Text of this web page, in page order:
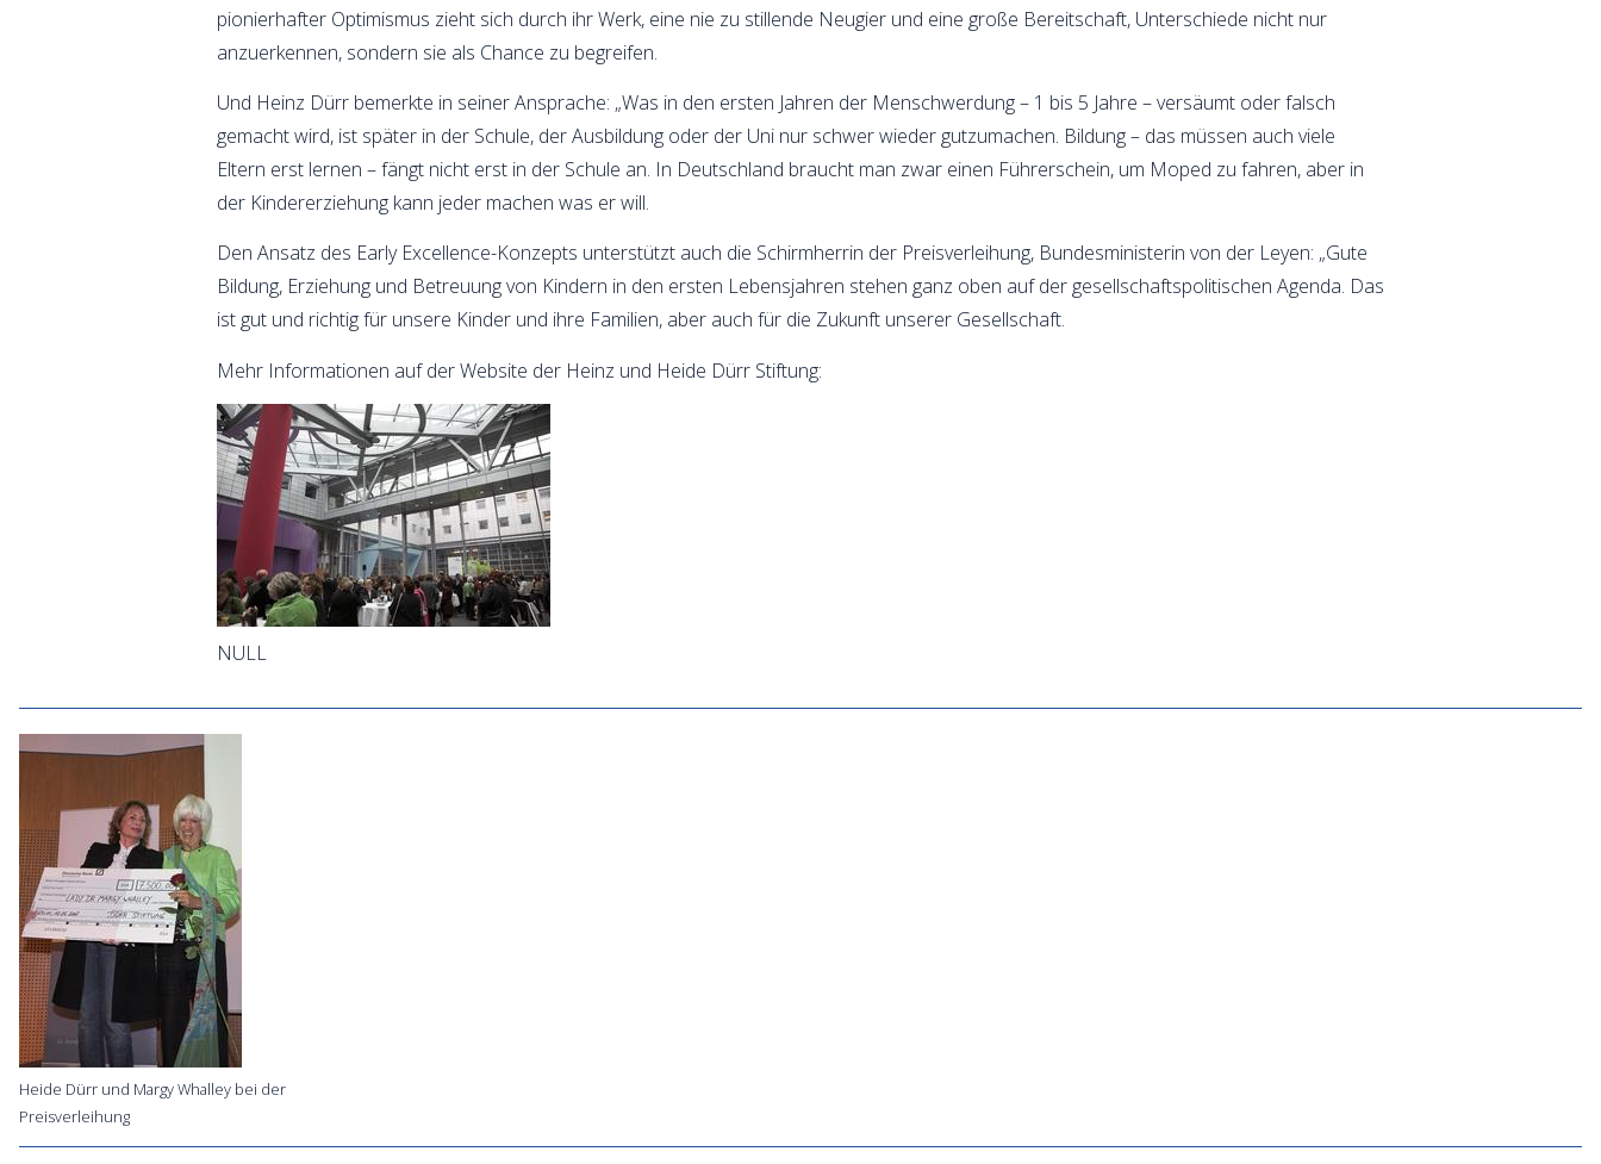
pionierhafter Optimismus zieht sich durch ihr Werk, eine nie zu stillende Neugier und eine große Bereitschaft, Unterschiede nicht nur
anzuerkennen, sondern sie als Chance zu begreifen.
Und Heinz Dürr bemerkte in seiner Ansprache: „Was in den ersten Jahren der Menschwerdung – 1 bis 5 Jahre – versäumt oder falsch
gemacht wird, ist später in der Schule, der Ausbildung oder der Uni nur schwer wieder gutzumachen. Bildung – das müssen auch viele
Eltern erst lernen – fängt nicht erst in der Schule an. In Deutschland braucht man zwar einen Führerschein, um Moped zu fahren, aber in
der Kindererziehung kann jeder machen was er will.
Den Ansatz des Early Excellence-Konzepts unterstützt auch die Schirmherrin der Preisverleihung, Bundesministerin von der Leyen: „Gute
Bildung, Erziehung und Betreuung von Kindern in den ersten Lebensjahren stehen ganz oben auf der gesellschaftspolitischen Agenda. Das
ist gut und richtig für unsere Kinder und ihre Familien, aber auch für die Zukunft unserer Gesellschaft.
Mehr Informationen auf der Website der Heinz und Heide Dürr Stiftung:
NULL
Heide Dürr und Margy Whalley bei der
Preisverleihung